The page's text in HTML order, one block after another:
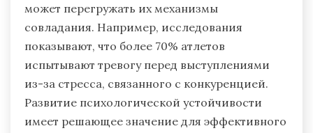
может перегружать их механизмы
совладания. Например, исследования
показывают, что более 70% атлетов
испытывают тревогу перед выступлениями
из-за стресса, связанного с конкуренцией.
Развитие психологической устойчивости
имеет решающее значение для эффективного